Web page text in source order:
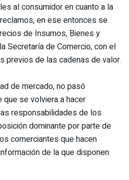
al consumidor en cuanto a la
en ese entonces se
de Insumos, Bienes y
Secretaría de Comercio, con el
previos de las cadenas de valor.
de mercado, no pasó
se volviera a hacer
responsabilidades de los
dominante por parte de
comerciantes que hacen
de la que disponen